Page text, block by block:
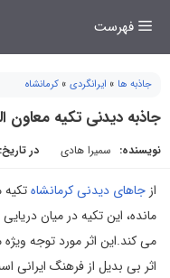
فهرست
جاذبه ها » ایرانگردی » کرمانشاه
جاذبه دیدنی تکیه معاون
نویسنده: سمیرا هادی در تاریخ:
از جاهای دیدنی کرمانشاهتکیه
مانده، این تکیه در میان
می کند.این اثر مورد توجه ویژه
اثر بی بدیل از فرهنگ ایرانی